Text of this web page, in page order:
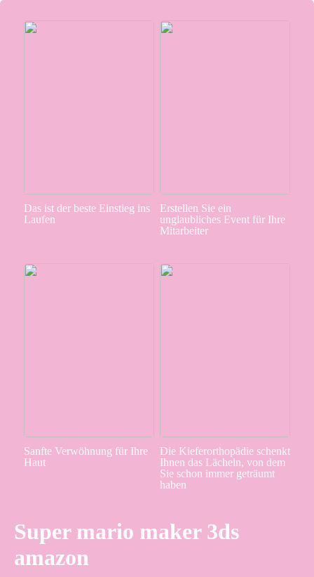
Das ist der beste Einstieg ins
Laufen
Erstellen Sie ein
unglaubliches Event für Ihre
Mitarbeiter
Sanfte Verwöhnung für Ihre
Haut
Die Kieferorthopädie schenkt
Ihnen das Lächeln, von dem
Sie schon immer geträumt
haben
Super mario maker 3ds
amazon